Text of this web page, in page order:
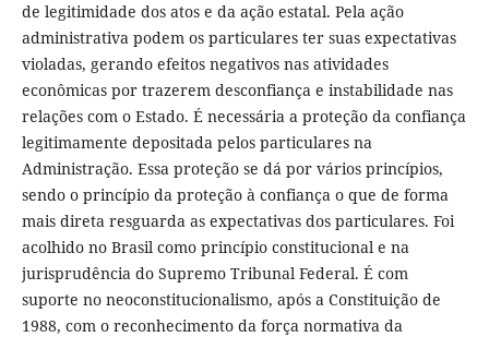
de legitimidade dos atos e da ação estatal. Pela ação
administrativa podem os particulares ter suas expectativas
violadas, gerando efeitos negativos nas atividades
econômicas por trazerem desconfiança e instabilidade nas
relações com o Estado. É necessária a proteção da confiança
legitimamente depositada pelos particulares na
Administração. Essa proteção se dá por vários princípios,
sendo o princípio da proteção à confiança o que de forma
mais direta resguarda as expectativas dos particulares. Foi
acolhido no Brasil como princípio constitucional e na
jurisprudência do Supremo Tribunal Federal. É com
suporte no neoconstitucionalismo, após a Constituição de
1988, com o reconhecimento da força normativa da